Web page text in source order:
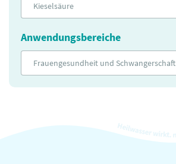
Kieselsäure
Anwendungsbereiche
Frauengesundheit und Schwangerschaft